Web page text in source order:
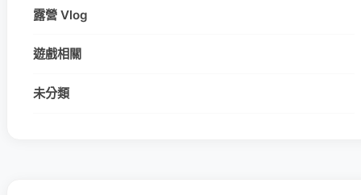
露營 Vlog
遊戲相關
未分類